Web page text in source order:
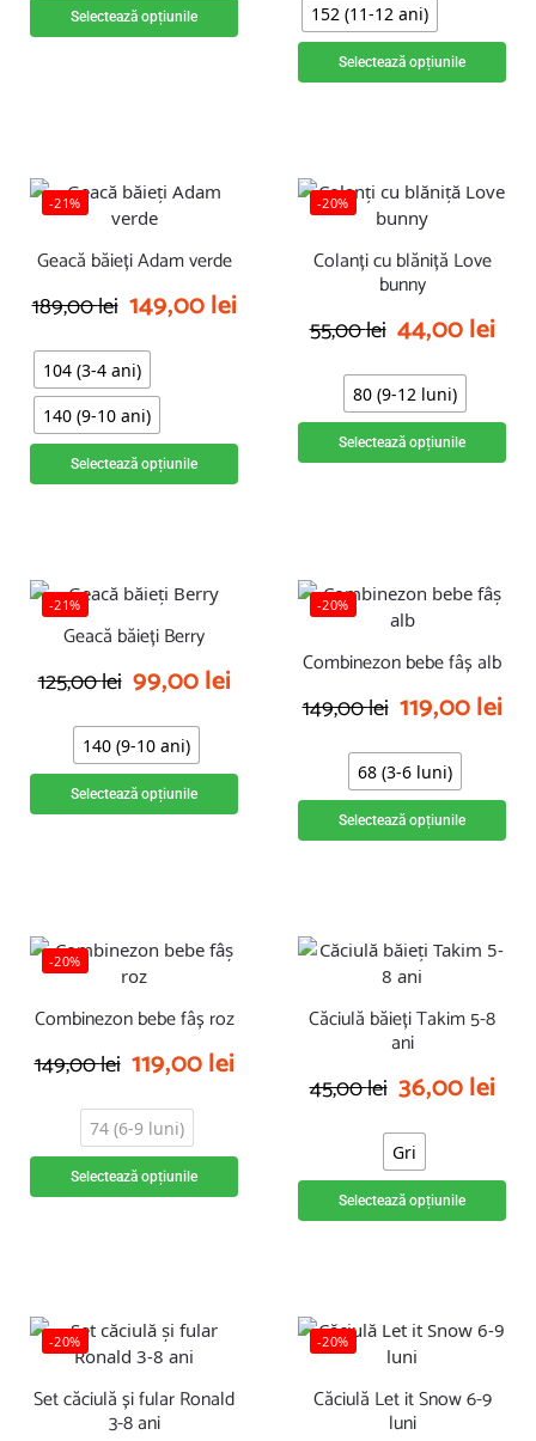
Selectează opțiunile
152 (11-12 ani)
Selectează opțiunile
-21%
Geacă băieți Adam verde
189,00lei 149,00lei
104 (3-4 ani)
140 (9-10 ani)
Selectează opțiunile
-20%
Colanți cu blăniță Love
bunny
55,00lei 44,00lei
80 (9-12 luni)
Selectează opțiunile
-21%
Geacă băieți Berry
125,00lei 99,00lei
140 (9-10 ani)
Selectează opțiunile
-20%
Combinezon bebe fâș alb
149,00lei 119,00lei
68 (3-6 luni)
Selectează opțiunile
-20%
Combinezon bebe fâș roz
149,00lei 119,00lei
74 (6-9 luni)
Selectează opțiunile
Căciulă băieți Takim 5-8
ani
45,00lei 36,00lei
Gri
Selectează opțiunile
-20%
Set căciulă și fular Ronald
3-8 ani
-20%
Căciulă Let it Snow 6-9
luni